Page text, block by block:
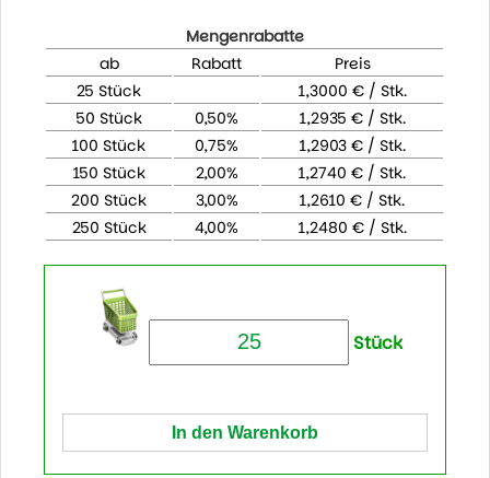
Mengenrabatte
ab
Rabatt
Preis
25 Stück
1,3000 € / Stk.
50 Stück
0,50%
1,2935 € / Stk.
100 Stück
0,75%
1,2903 € / Stk.
150 Stück
2,00%
1,2740 € / Stk.
200 Stück
3,00%
1,2610 € / Stk.
250 Stück
4,00% 1,2480 € / Stk.
Stück